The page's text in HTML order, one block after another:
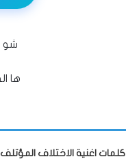
شو
ها
كلمات اغنية الاختلاف